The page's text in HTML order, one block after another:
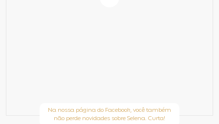
Na nossa página do Facebook, você também
não perde novidades sobre Selena. Curta!